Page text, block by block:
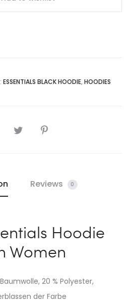
ESSENTIALS BLACK HOODIE, HOODIES
Reviews 0
Hoodie
Women
20 % Polyester,
der Farbe